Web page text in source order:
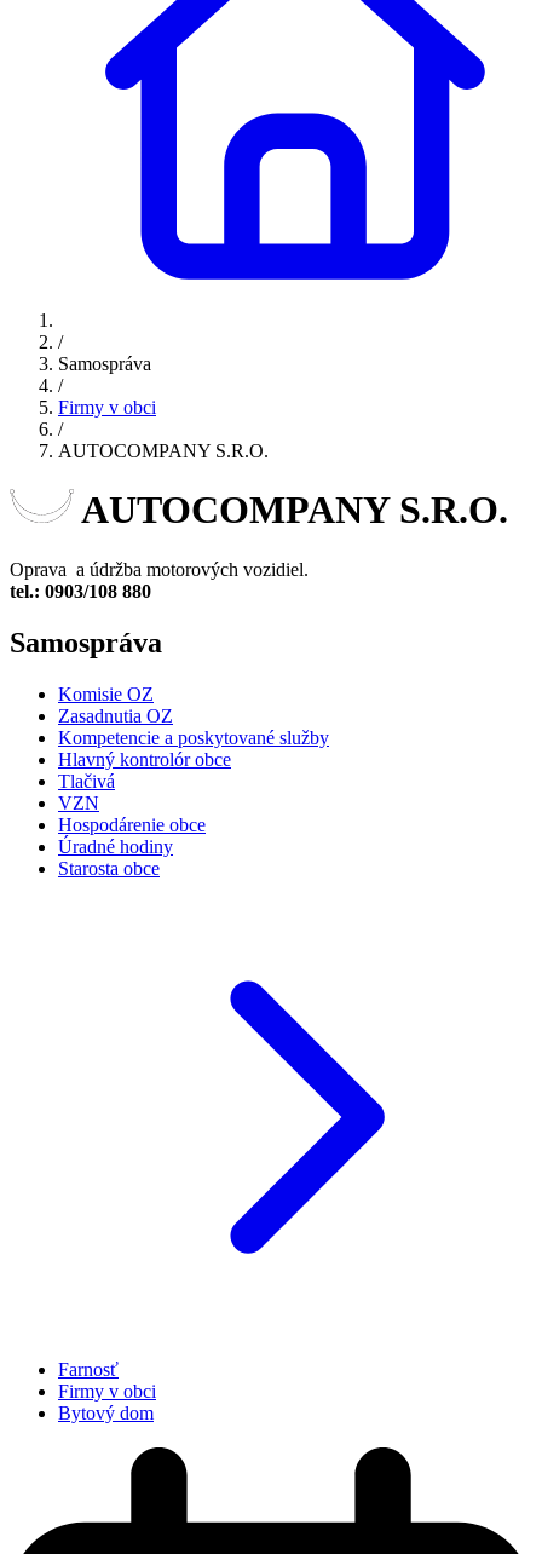
/
Samospráva
/
Firmy v obci
/
AUTOCOMPANY S.R.O.
AUTOCOMPANY S.R.O.
Oprava a údržba motorových vozidiel.
tel.: 0903/108 880
Samospráva
Komisie OZ
Zasadnutia OZ
Kompetencie a poskytované služby
Hlavný kontrolór obce
Tlačivá
VZN
Hospodárenie obce
Úradné hodiny
Starosta obce
Farnosť
Firmy v obci
Bytový dom